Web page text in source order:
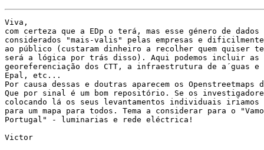
Viva,
com certeza que a EDp o terá, mas esse género de dados
considerados "mais-valis" pelas empresas e
ao público (custaram dinheiro a recolher quem quiser
será a lógica por trás disso). Aqui podemos incluir as
georeferenciação dos CTT, a infraestrutura de a´guas e
Epal, etc...
Por causa dessas e doutras aparecem os Openstreetmaps
Que por sinal é um bom repositório. Se os
colocando lá os seus levantamentos individuais iriamos
para um mapa para todos. Tema a considerar para o
Portugal" - luminarias e rede eléctrica!
Victor